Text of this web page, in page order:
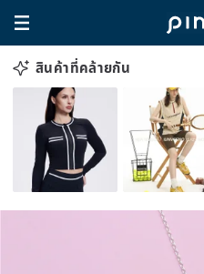
สินค้าที่คล้ายกัน